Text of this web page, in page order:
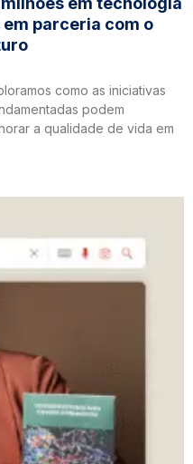
parceria com o
como as iniciativas
podem
a qualidade de vida em